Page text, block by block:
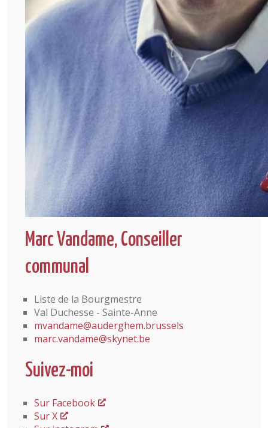
Marc Vandame, Conseiller
communal
Liste de la Bourgmestre
Val Duchesse - Sainte-Anne
mvandame@auderghem.brussels
marc.vandame@skynet.be
Suivez-moi
Sur Facebook
Sur X